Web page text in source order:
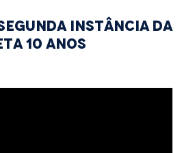
INSTÂNCIA DA
10 ANOS